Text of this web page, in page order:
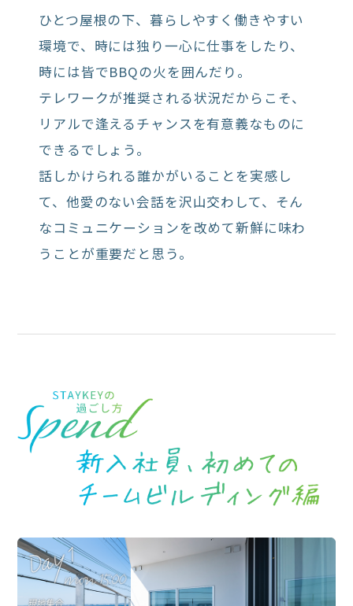
ひとつ屋根の下、暮らしやすく働きやすい
環境で、時には独り一心に仕事をしたり、
時には皆でBBQの火を囲んだり。
テレワークが推奨される状況だからこそ、
リアルで逢えるチャンスを有意義なものに
できるでしょう。
話しかけられる誰かがいることを実感し
て、他愛のない会話を沢山交わして、そん
なコミュニケーションを改めて新鮮に味わ
うことが重要だと思う。